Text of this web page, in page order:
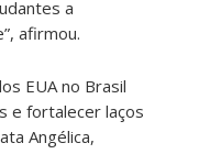
a
afirmou.
EUA no Brasil
e fortalecer laços
Angélica,